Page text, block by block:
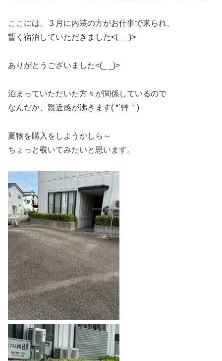
ここには、３月に内装の方がお仕事で来られ、
暫く宿泊していただきました<(_ _)>
ありがとうございました<(_ _)>
泊まっていただいた方々が関係しているので
なんだか、親近感が沸きます( *´艸｀)
夏物を購入をしようかしら～
ちょっと覗いてみたいと思います。